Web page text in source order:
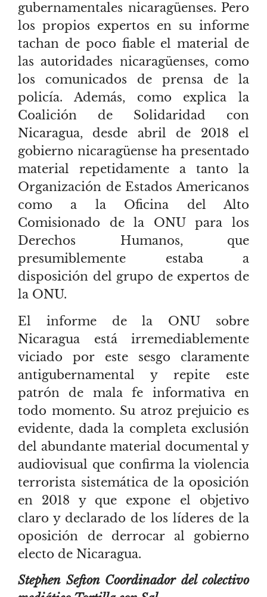
gubernamentales nicaragüenses. Pero
los propios expertos en su informe
tachan de poco fiable el material de
las autoridades nicaragüenses, como
los comunicados de prensa de la
policía. Además, como explica la
Coalición de Solidaridad con
Nicaragua, desde abril de 2018 el
gobierno nicaragüense ha presentado
material repetidamente a tanto la
Organización de Estados Americanos
como a la Oficina del Alto
Comisionado de la ONU para los
Derechos Humanos, que
presumiblemente estaba a
disposición del grupo de expertos de
la ONU.
El informe de la ONU sobre
Nicaragua está irremediablemente
viciado por este sesgo claramente
antigubernamental y repite este
patrón de mala fe informativa en
todo momento. Su atroz prejuicio es
evidente, dada la completa exclusión
del abundante material documental y
audiovisual que confirma la violencia
terrorista sistemática de la oposición
en 2018 y que expone el objetivo
claro y declarado de los líderes de la
oposición de derrocar al gobierno
electo de Nicaragua.
Stephen Sefton Coordinador del colectivo